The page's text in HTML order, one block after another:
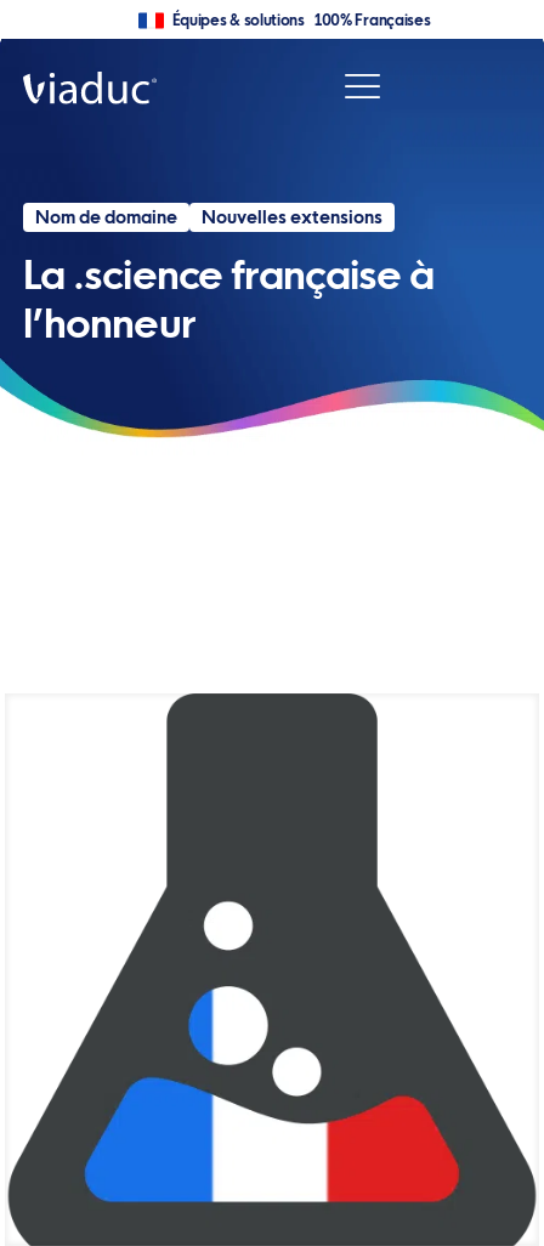
Équipes & solutions 100% Françaises
Nom de domaine Nouvelles extensions
La .science française à
l’honneur